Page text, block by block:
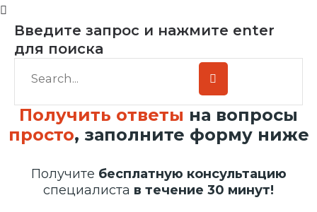
Введите запрос и нажмите enter
для поиска
Получить ответы на вопросы
просто, заполните форму ниже
Получите бесплатную консультацию
специалиста в течение 30 минут!